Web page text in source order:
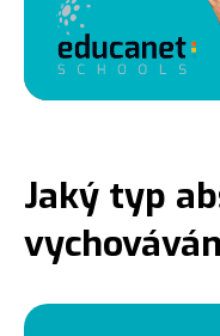
Jaký typ